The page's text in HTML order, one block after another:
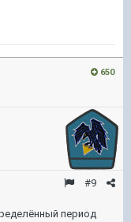
650
#9
период